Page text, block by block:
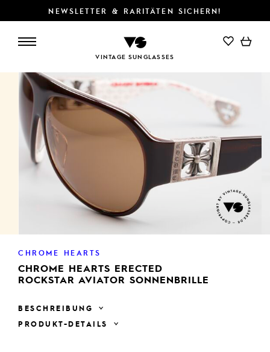
NEWSLETTER & RARITÄTEN SICHERN!
VINTAGE SUNGLASSES
CHROME HEARTS
CHROME HEARTS ERECTED
ROCKSTAR AVIATOR SONNENBRILLE
BESCHREIBUNG
PRODUKT-DETAILS